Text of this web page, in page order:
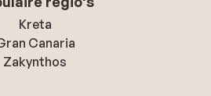
Kreta
Canaria
Zakynthos